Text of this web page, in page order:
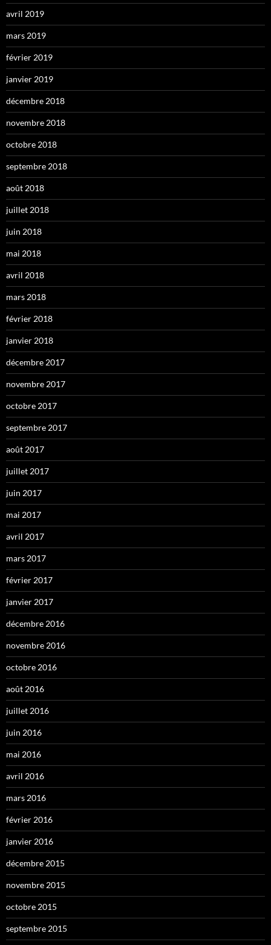
avril 2019
mars 2019
février 2019
janvier 2019
décembre 2018
novembre 2018
octobre 2018
septembre 2018
août 2018
juillet 2018
juin 2018
mai 2018
avril 2018
mars 2018
février 2018
janvier 2018
décembre 2017
novembre 2017
octobre 2017
septembre 2017
août 2017
juillet 2017
juin 2017
mai 2017
avril 2017
mars 2017
février 2017
janvier 2017
décembre 2016
novembre 2016
octobre 2016
août 2016
juillet 2016
juin 2016
mai 2016
avril 2016
mars 2016
février 2016
janvier 2016
décembre 2015
novembre 2015
octobre 2015
septembre 2015